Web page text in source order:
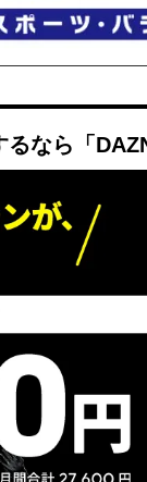
るなら「